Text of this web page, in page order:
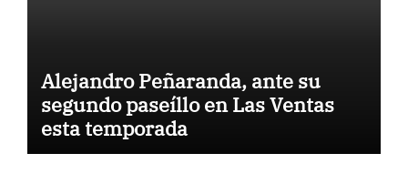
Alejandro Peñaranda, ante su
segundo paseíllo en Las Ventas
esta temporada